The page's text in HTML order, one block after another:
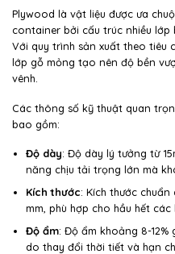
Plywood là vật liệu được ưa
container bởi cấu trúc nhiều lớp
Với quy trình sản xuất theo tiêu
lớp gỗ mỏng tạo nên độ bền
vênh.
Các thông số kỹ thuật quan
bao gồm:
Độ dày: Độ dày lý tưởng từ
năng chịu tải trọng lớn mà
Kích thước: Kích thước chuẩn
mm, phù hợp cho hầu hết
Độ ẩm: Độ ẩm khoảng 8-
do thay đổi thời tiết và hạn